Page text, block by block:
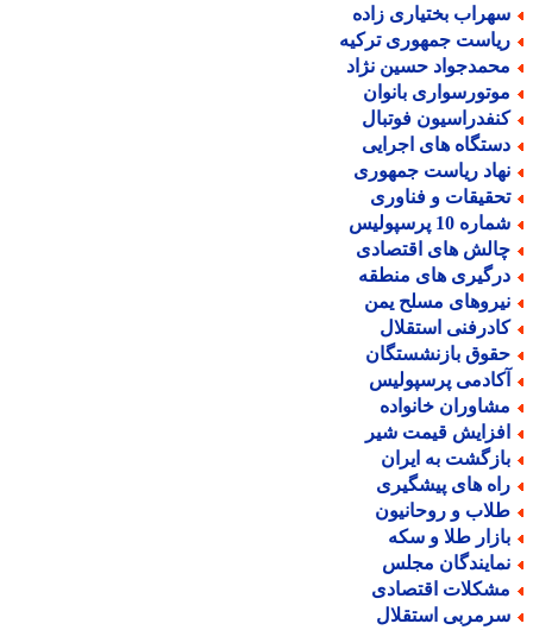
بختیاری زاده
جمهوری ترکیه
حسین نژاد
بانوان
فوتبال
های اجرایی
ریاست جمهوری
و فناوری
10 پرسپولیس
های اقتصادی
های منطقه
مسلح یمن
استقلال
بازنشستگان
پرسپولیس
خانواده
قیمت شیر
به ایران
های پیشگیری
و روحانیون
طلا و سکه
مجلس
اقتصادی
استقلال